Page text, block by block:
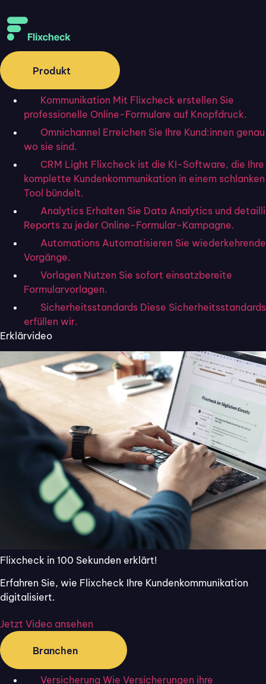
Produkt
Kommunikation Mit Flixcheck erstellen Sie
professionelle Online-Formulare auf Knopfdruck.
Omnichannel Erreichen Sie Ihre Kund:innen
wo sie sind.
CRM Light Flixcheck ist die KI-Software, die Ihre
komplette Kundenkommunikation in einem schlanken
Tool bündelt.
Analytics Erhalten Sie Data Analytics und
Reports zu jeder Online-Formular-Kampagne.
Automations Automatisieren Sie wiederkehrende
Vorgänge.
Vorlagen Nutzen Sie sofort einsatzbereite
Formularvorlagen.
Sicherheitsstandards Diese Sicherheitsstandards
erfüllen wir.
Erklärvideo
Flixcheck in 100 Sekunden erklärt!
Erfahren Sie, wie Flixcheck Ihre Kundenkommunikation
digitalisiert.
Jetzt Video ansehen
Branchen
Versicherung Wie Versicherungen ihre
Kundenservice
Mit dem richtigen Fokus
Ihre Servicequalität
verbessern￼
Startseite» Blog»Mit dem richtigen Fokus Ihre Servicequalität
verbessern￼
24. März 2022 Tugay.Bilir
In den meisten Fällen entsteht der erste
Kontakt von Kund:innen mit einem
Unternehmen durch die Interaktion mit
Angestellten – beim Besuch eines Ladens
oder einem Telefongespräch beispielsweise.
Dies gibt dem Unternehmen direkt
Gelegenheit, großartigen Kundenservice
unter Beweis zu stellen. Allerdings ist
Kundenservice nur ein Teilaspekt der
eines Unternehmens – diese ist vielmehr
allumfassend.
Stellen Sie sich beispielsweise vor, dass Sie
einen Artikel übers Telefon reklamieren und